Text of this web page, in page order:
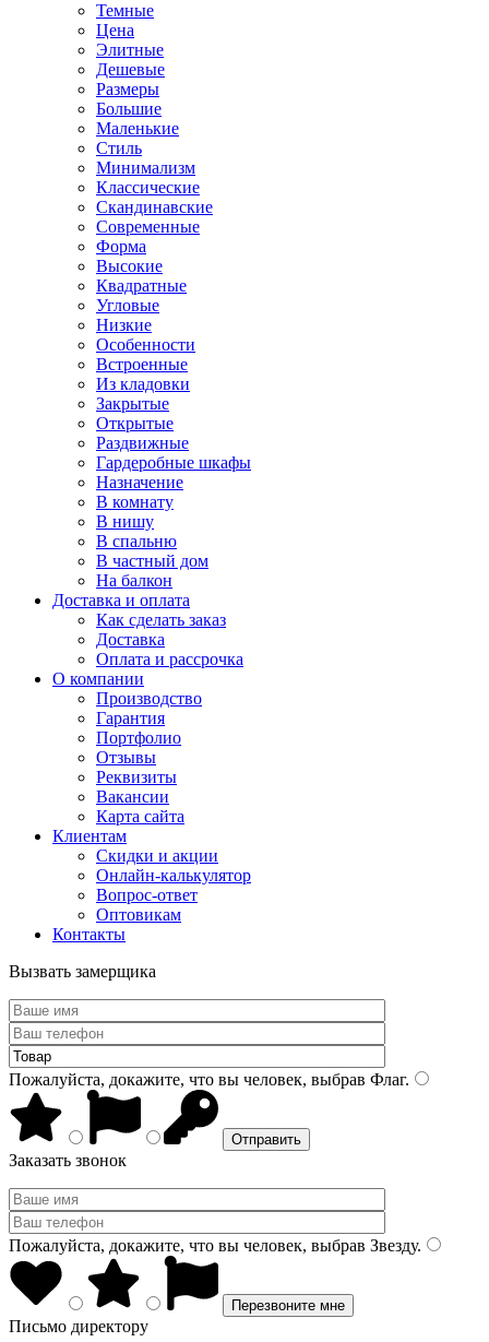
Темные
Цена
Элитные
Дешевые
Размеры
Большие
Маленькие
Стиль
Минимализм
Классические
Скандинавские
Современные
Форма
Высокие
Квадратные
Угловые
Низкие
Особенности
Встроенные
Из кладовки
Закрытые
Открытые
Раздвижные
Гардеробные шкафы
Назначение
В комнату
В нишу
В спальню
В частный дом
На балкон
Доставка и оплата
Как сделать заказ
Доставка
Оплата и рассрочка
О компании
Производство
Гарантия
Портфолио
Отзывы
Реквизиты
Вакансии
Карта сайта
Клиентам
Скидки и акции
Онлайн-калькулятор
Вопрос-ответ
Оптовикам
Контакты
Вызвать замерщика
Пожалуйста, докажите, что вы человек, выбрав Флаг.
Заказать звонок
Пожалуйста, докажите, что вы человек, выбрав Звезду.
Письмо директору